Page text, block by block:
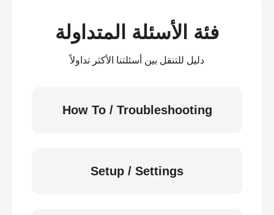
فئة الأسئلة المتداولة
دليل للتنقل بين أسئلتنا الأكثر تداولاً
How To / Troubleshooting
Setup / Settings